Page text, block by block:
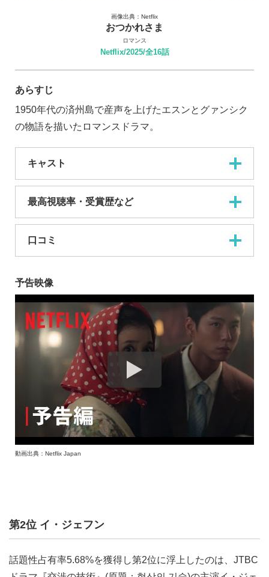
画像出典：Netflix
おつかれさま
ロマンス
Netflix/2025/全16話
あらすじ
1950年代の済州島で産声を上げたエスンとグァンシク
の物語を描いたロマンスドラマ。
キャスト
最高視聴率・受賞歴など
口コミ
予告映像
動画出典：Netflix Japan
第2位 イ・ジェフン
話題性占有率5.68%を獲得し第2位に浮上したのは、JTBC